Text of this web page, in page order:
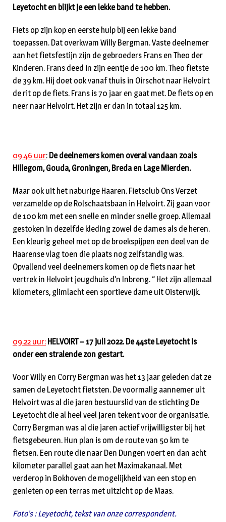
Leyetocht en blijkt je een lekke band te hebben.
Fiets op zijn kop en eerste hulp bij een lekke band
toepassen. Dat overkwam Willy Bergman. Vaste deelnemer
aan het fietsfestijn zijn de gebroeders Frans en Theo der
Kinderen. Frans deed in zijn eentje de 100 km. Theo fietste
de 39 km. Hij doet ook vanaf thuis in Oirschot naar Helvoirt
de rit op de fiets. Frans is 70 jaar en gaat met. De fiets op en
neer naar Helvoirt. Het zijn er dan in totaal 125 km.
09.46 uur: De deelnemers komen overal vandaan zoals
Hillegom, Gouda, Groningen, Breda en Lage Mierden.
Maar ook uit het naburige Haaren. Fietsclub Ons Verzet
verzamelde op de Rolschaatsbaan in Helvoirt. Zij gaan voor
de 100 km met een snelle en minder snelle groep. Allemaal
gestoken in dezelfde kleding zowel de dames als de heren.
Een kleurig geheel met op de broekspijpen een deel van de
Haarense vlag toen die plaats nog zelfstandig was.
Opvallend veel deelnemers komen op de fiets naar het
vertrek in Helvoirt jeugdhuis d’n Inbreng. “ Het zijn allemaal
kilometers, glimlacht een sportieve dame uit Oisterwijk.
09.22 uur: HELVOIRT – 17 juli 2022. De 44ste Leyetocht is
onder een stralende zon gestart.
Voor Willy en Corry Bergman was het 13 jaar geleden dat ze
samen de Leyetocht fietsten. De voormalig aannemer uit
Helvoirt was al die jaren bestuurslid van de stichting De
Leyetocht die al heel veel jaren tekent voor de organisatie.
Corry Bergman was al die jaren actief vrijwilligster bij het
fietsgebeuren. Hun plan is om de route van 50 km te
fietsen. Een route die naar Den Dungen voert en dan acht
kilometer parallel gaat aan het Maximakanaal. Met
verderop in Bokhoven de mogelijkheid van een stop en
genieten op een terras met uitzicht op de Maas.
Foto’s : Leyetocht, tekst van onze correspondent.